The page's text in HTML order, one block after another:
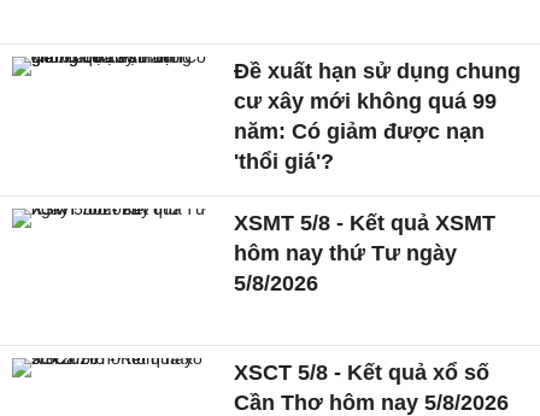
Đề xuất hạn sử dụng chung
cư xây mới không quá 99
năm: Có giảm được nạn
'thổi giá'?
XSMT 5/8 - Kết quả XSMT
hôm nay thứ Tư ngày
5/8/2026
XSCT 5/8 - Kết quả xổ số
Cần Thơ hôm nay 5/8/2026